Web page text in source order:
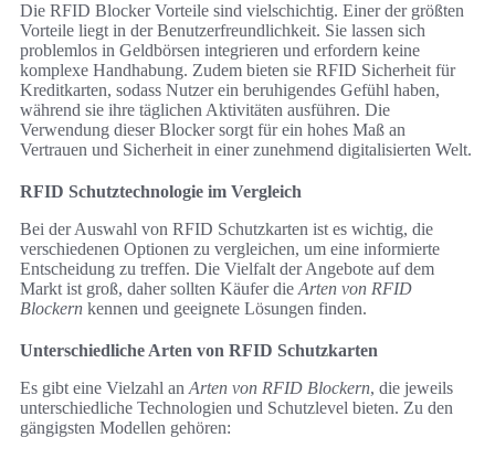
Die RFID Blocker Vorteile sind vielschichtig. Einer der größten
Vorteile liegt in der Benutzerfreundlichkeit. Sie lassen sich
problemlos in Geldbörsen integrieren und erfordern keine
komplexe Handhabung. Zudem bieten sie RFID Sicherheit für
Kreditkarten, sodass Nutzer ein beruhigendes Gefühl haben,
während sie ihre täglichen Aktivitäten ausführen. Die
Verwendung dieser Blocker sorgt für ein hohes Maß an
Vertrauen und Sicherheit in einer zunehmend digitalisierten Welt.
RFID Schutztechnologie im Vergleich
Bei der Auswahl von RFID Schutzkarten ist es wichtig, die
verschiedenen Optionen zu vergleichen, um eine informierte
Entscheidung zu treffen. Die Vielfalt der Angebote auf dem
Markt ist groß, daher sollten Käufer die Arten von RFID
Blockern kennen und geeignete Lösungen finden.
Unterschiedliche Arten von RFID Schutzkarten
Es gibt eine Vielzahl an Arten von RFID Blockern, die jeweils
unterschiedliche Technologien und Schutzlevel bieten. Zu den
gängigsten Modellen gehören: